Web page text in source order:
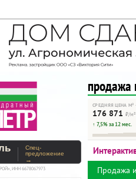
реклама -
продажа
СРЕДНЯЯ ЦЕНА М²
176 871 ₽/м²
↑ 7,5% за 12 мес.
Спец-
предложение
→
ИНН 6678067973 Продажа